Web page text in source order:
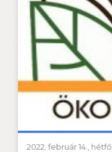
2022. február 14., hétfő